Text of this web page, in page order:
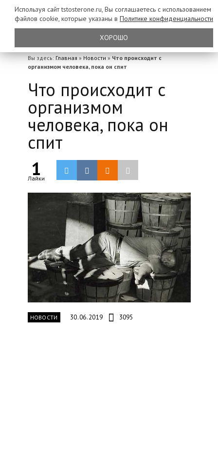
Вы здесь: Главная » Новости » Что происходит с
организмом человека, пока он спит
Что происходит с
организмом
человека, пока он
спит
1
Лайки
НОВОСТИ 30.06.2019 3095
Используя сайт tstosterone.ru, Вы соглашаетесь с использованием
файлов cookie, которые указаны в Политике конфиденциальности
ХОРОШО